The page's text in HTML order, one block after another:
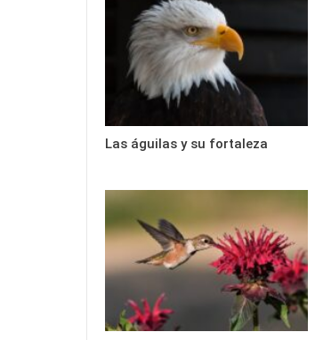
Las águilas y su fortaleza